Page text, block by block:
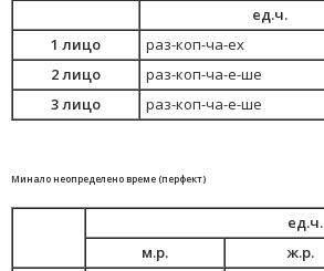
ед.ч.
1 лицо
раз-коп-ча-ех
2 лицо
раз-коп-ча-е-ше
3 лицо
раз-коп-ча-е-ше
Минало неопределено време (перфект)
ед.ч.
м.р.
ж.р.